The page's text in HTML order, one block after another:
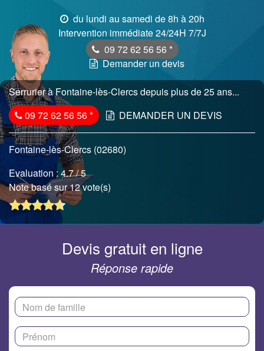
du lundi au samedi de 8h à 20h
Intervention immédiate 24/24H 7/7J
09 72 62 56 56 *
Demander un devis
Serrurier à Fontaine-lès-Clercs depuis plus de 25 ans...
09 72 62 56 56* DEMANDER UN DEVIS
Fontaine-lès-Clercs (02680)
Evaluation :4.7/ 5
Note basé sur 12 vote(s)
Devis gratuit en ligne
Réponse rapide